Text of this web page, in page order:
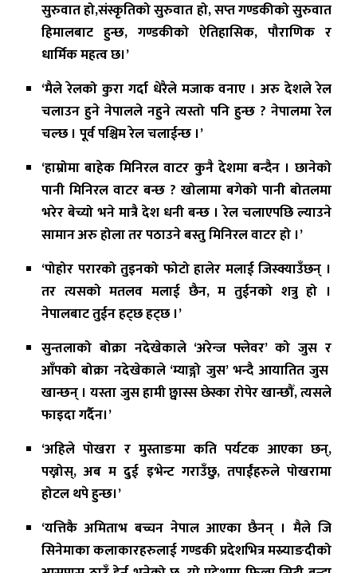
सुरुवात हो,संस्कृतिको सुरुवात हो, सप्त गण्डकीको सुरुवात
हिमालबाट हुन्छ, गण्डकीको ऐतिहासिक, पौराणिक र
धार्मिक महत्व छ।’
‘मैले रेलको कुरा गर्दा धेरैले मजाक वनाए । अरु देशले रेल
चलाउन हुने नेपालले नहुने त्यस्तो पनि हुन्छ ? नेपालमा रेल
चल्छ । पूर्व पश्चिम रेल चलाईन्छ ।’
‘हाम्रोमा बाहेक मिनिरल वाटर कुनै देशमा बन्दैन । छानेको
पानी मिनिरल वाटर बन्छ ? खोलामा बगेको पानी बोतलमा
भरेर बेच्यो भने मात्रै देश धनी बन्छ । रेल चलाएपछि ल्याउने
सामान अरु होला तर पठाउने बस्तु मिनिरल वाटर हो ।’
‘पोहोर परारको तुइनको फोटो हालेर मलाई जिस्क्याउँछन् ।
तर त्यसको मतलव मलाई छैन, म तुईनको शत्रु हो ।
नेपालबाट तुईन हट्छ हट्छ ।’
सुन्तलाको बोक्रा नदेखेकाले ‘अरेन्ज फ्लेवर’ को जुस र
आँपको बोक्रा नदेखेकाले ‘म्याङ्गो जुस’ भन्दै आयातित जुस
खान्छन् । यस्ता जुस हामी छ्वास्स छेस्का रोपेर खान्छौँ, त्यसले
फाइदा गर्दैन।’
‘अहिले पोखरा र मुस्ताङमा कति पर्यटक आएका छन्,
पख्नोस्, अब म दुई इभेन्ट गराउँछु, तपाईंहरुले पोखरामा
होटल थपे हुन्छ।’
‘यत्तिकै अमिताभ बच्चन नेपाल आएका छैनन् । मैले जि
सिनेमाका कलाकारहरुलाई गण्डकी प्रदेशभित्र मस्र्याङदीको